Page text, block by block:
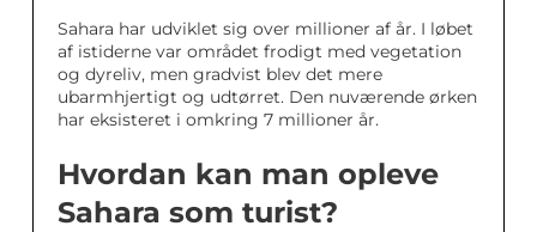
Sahara har udviklet sig over millioner af år. I løbet
af istiderne var området frodigt med vegetation
og dyreliv, men gradvist blev det mere
ubarmhjertigt og udtørret. Den nuværende ørken
har eksisteret i omkring 7 millioner år.
Hvordan kan man opleve
Sahara som turist?